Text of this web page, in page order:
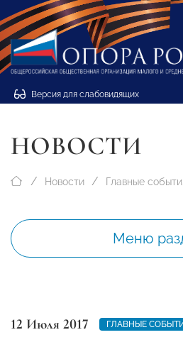
Версия для слабовидящих
НОВОСТИ
Новости Главные
Меню
12 Июля 2017 ГЛАВНЫЕ